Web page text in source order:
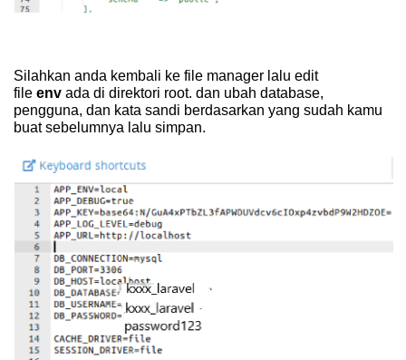
Silahkan anda kembali ke file manager lalu edit
file env ada di direktori root. dan ubah database,
pengguna, dan kata sandi berdasarkan yang sudah kamu
buat sebelumnya lalu simpan.